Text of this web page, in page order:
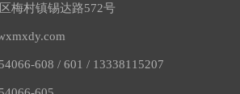
梅村镇锡达路572号
608 / 601 / 13338115207